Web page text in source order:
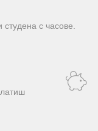
с часове.